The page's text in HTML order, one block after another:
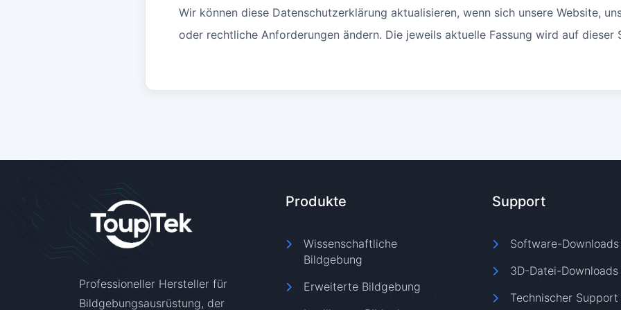
Wir können diese Datenschutzerklärung aktualisieren, wenn sich unsere Website,
oder rechtliche Anforderungen ändern. Die jeweils aktuelle Fassung wird auf dieser
Professioneller Hersteller für
Bildgebungsausrüstung, der
Produkte
Wissenschaftliche
Bildgebung
Erweiterte Bildgebung
Support
Software-Downloads
3D-Datei-Downloads
Technischer Support